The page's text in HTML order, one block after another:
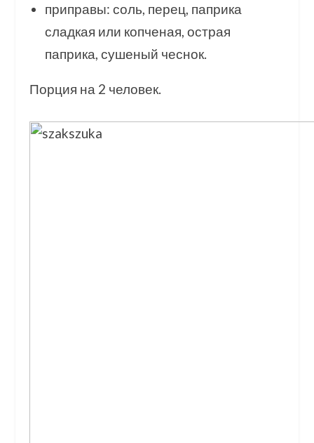
приправы: соль, перец, паприка
сладкая или копченая, острая
паприка, сушеный чеснок.
Порция на 2 человек.